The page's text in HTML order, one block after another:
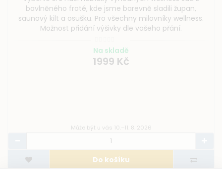
přání.
Na skladě
699 Kč
Do košíku